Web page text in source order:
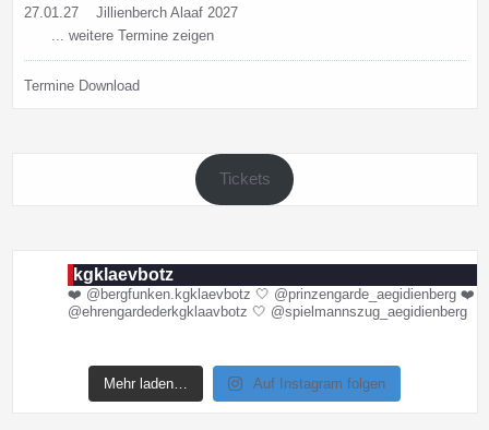
27.01.27 Jillienberch Alaaf 2027
... weitere Termine zeigen
Termine Download
Tickets
kgklaevbotz
❤️ @bergfunken.kgklaevbotz 🤍 @prinzengarde_aegidienberg ❤️
@ehrengardederkgklaavbotz 🤍 @spielmannszug_aegidienberg
Mehr laden… Auf Instagram folgen